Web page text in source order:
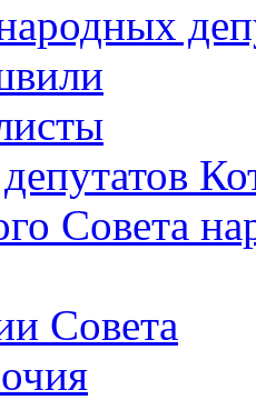
Совета
Совета